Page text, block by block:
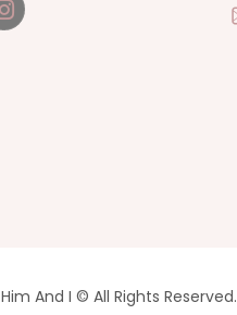
Him And I © All Rights Reserved.